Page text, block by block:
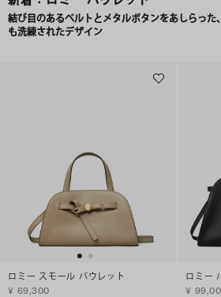
結び目のあるベルトとメタルボタンをあしらった
も洗練されたデザイン
ロミー スモール バウレット
¥ 69,300
ロミー
¥